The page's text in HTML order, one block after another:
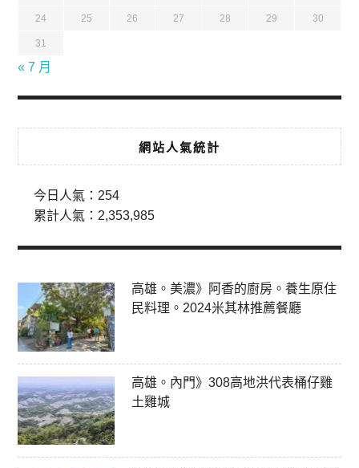
24 25 26 27 28 29 30
31
« 7 月
網站人氣統計
今日人氣： 254
累計人氣： 2,353,985
高雄。美濃》阿香的廚房。養生原住
民料理。2024米其林推薦餐廳
高雄。內門》308高地洪代表桶仔雞
土雞城